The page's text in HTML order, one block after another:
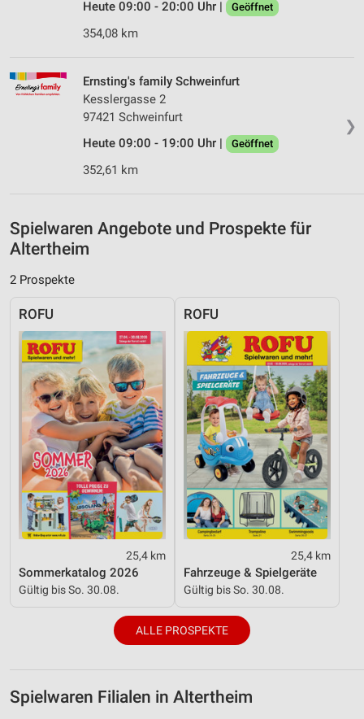
Heute 09:00 - 20:00 Uhr | Geöffnet
354,08 km
❯
Ernsting's family Schweinfurt
Kesslergasse 2
97421 Schweinfurt
Heute 09:00 - 19:00 Uhr |
Geöffnet
352,61 km
Spielwaren Angebote und Prospekte für
Altertheim
2 Prospekte
ROFU
25,4 km
Sommerkatalog 2026
Gültig bis So. 30.08.
ROFU
25,4 km
Fahrzeuge & Spielgeräte
Gültig bis So. 30.08.
ALLE PROSPEKTE
Spielwaren Filialen in Altertheim
Funktional